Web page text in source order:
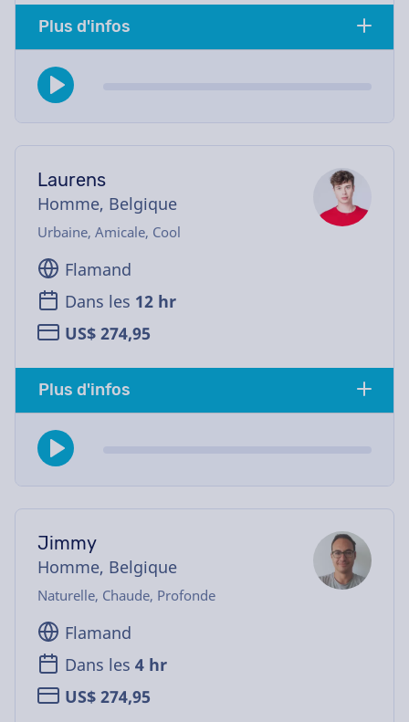
Plus d'infos
Laurens
Homme, Belgique
Urbaine, Amicale, Cool
Flamand
Dans les 12 hr
US$ 274,95
Plus d'infos
Jimmy
Homme, Belgique
Naturelle, Chaude, Profonde
Flamand
Dans les 4 hr
US$ 274,95